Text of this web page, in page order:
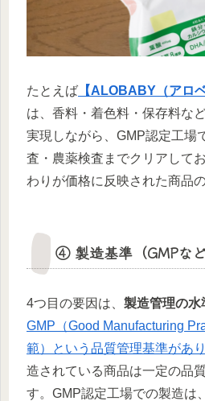
たとえば 【ALOBABY（アロ
は、香料・着色料・保存料な
実現しながら、GMP認定工場
査・農薬検査までクリアして
わりが価格に反映された商品
④ 製造基準（GMPな
4つ目の要因は、 製造管理の水
GMP（Good Manufacturing
範）という品質管理基準があり
造されている商品は一定の品
す。GMP認定工場での製造は